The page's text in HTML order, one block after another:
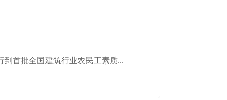
到首批全国建筑行业农民工素质...